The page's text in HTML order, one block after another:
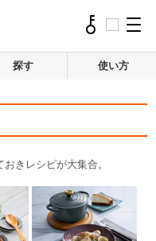
探す 使い方
きレシピが大集合。